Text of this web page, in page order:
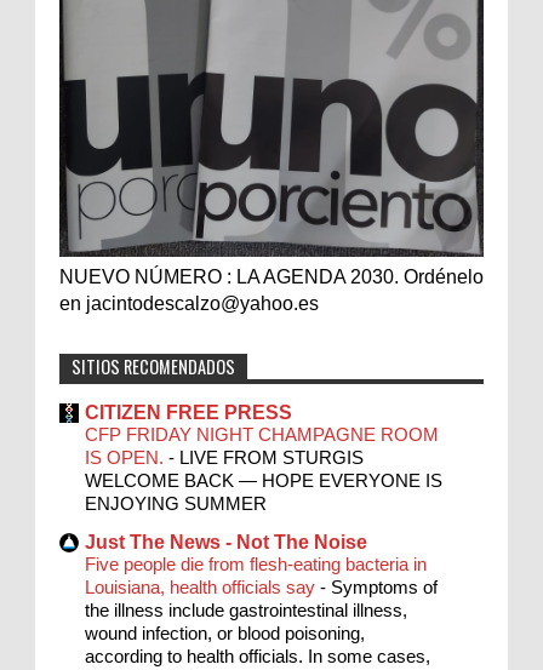
NUEVO NÚMERO : LA AGENDA 2030. Ordénelo
en jacintodescalzo@yahoo.es
SITIOS RECOMENDADOS
CITIZEN FREE PRESS
CFP FRIDAY NIGHT CHAMPAGNE ROOM
IS OPEN. - LIVE FROM STURGIS
WELCOME BACK — HOPE EVERYONE IS
ENJOYING SUMMER
Just The News - Not The Noise
Five people die from flesh-eating bacteria in
Louisiana, health officials say - Symptoms of
the illness include gastrointestinal illness,
wound infection, or blood poisoning,
according to health officials. In some cases,